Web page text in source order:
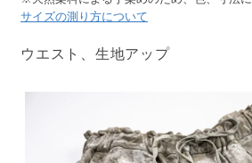
サイズの測り方について
ウエスト、生地アップ